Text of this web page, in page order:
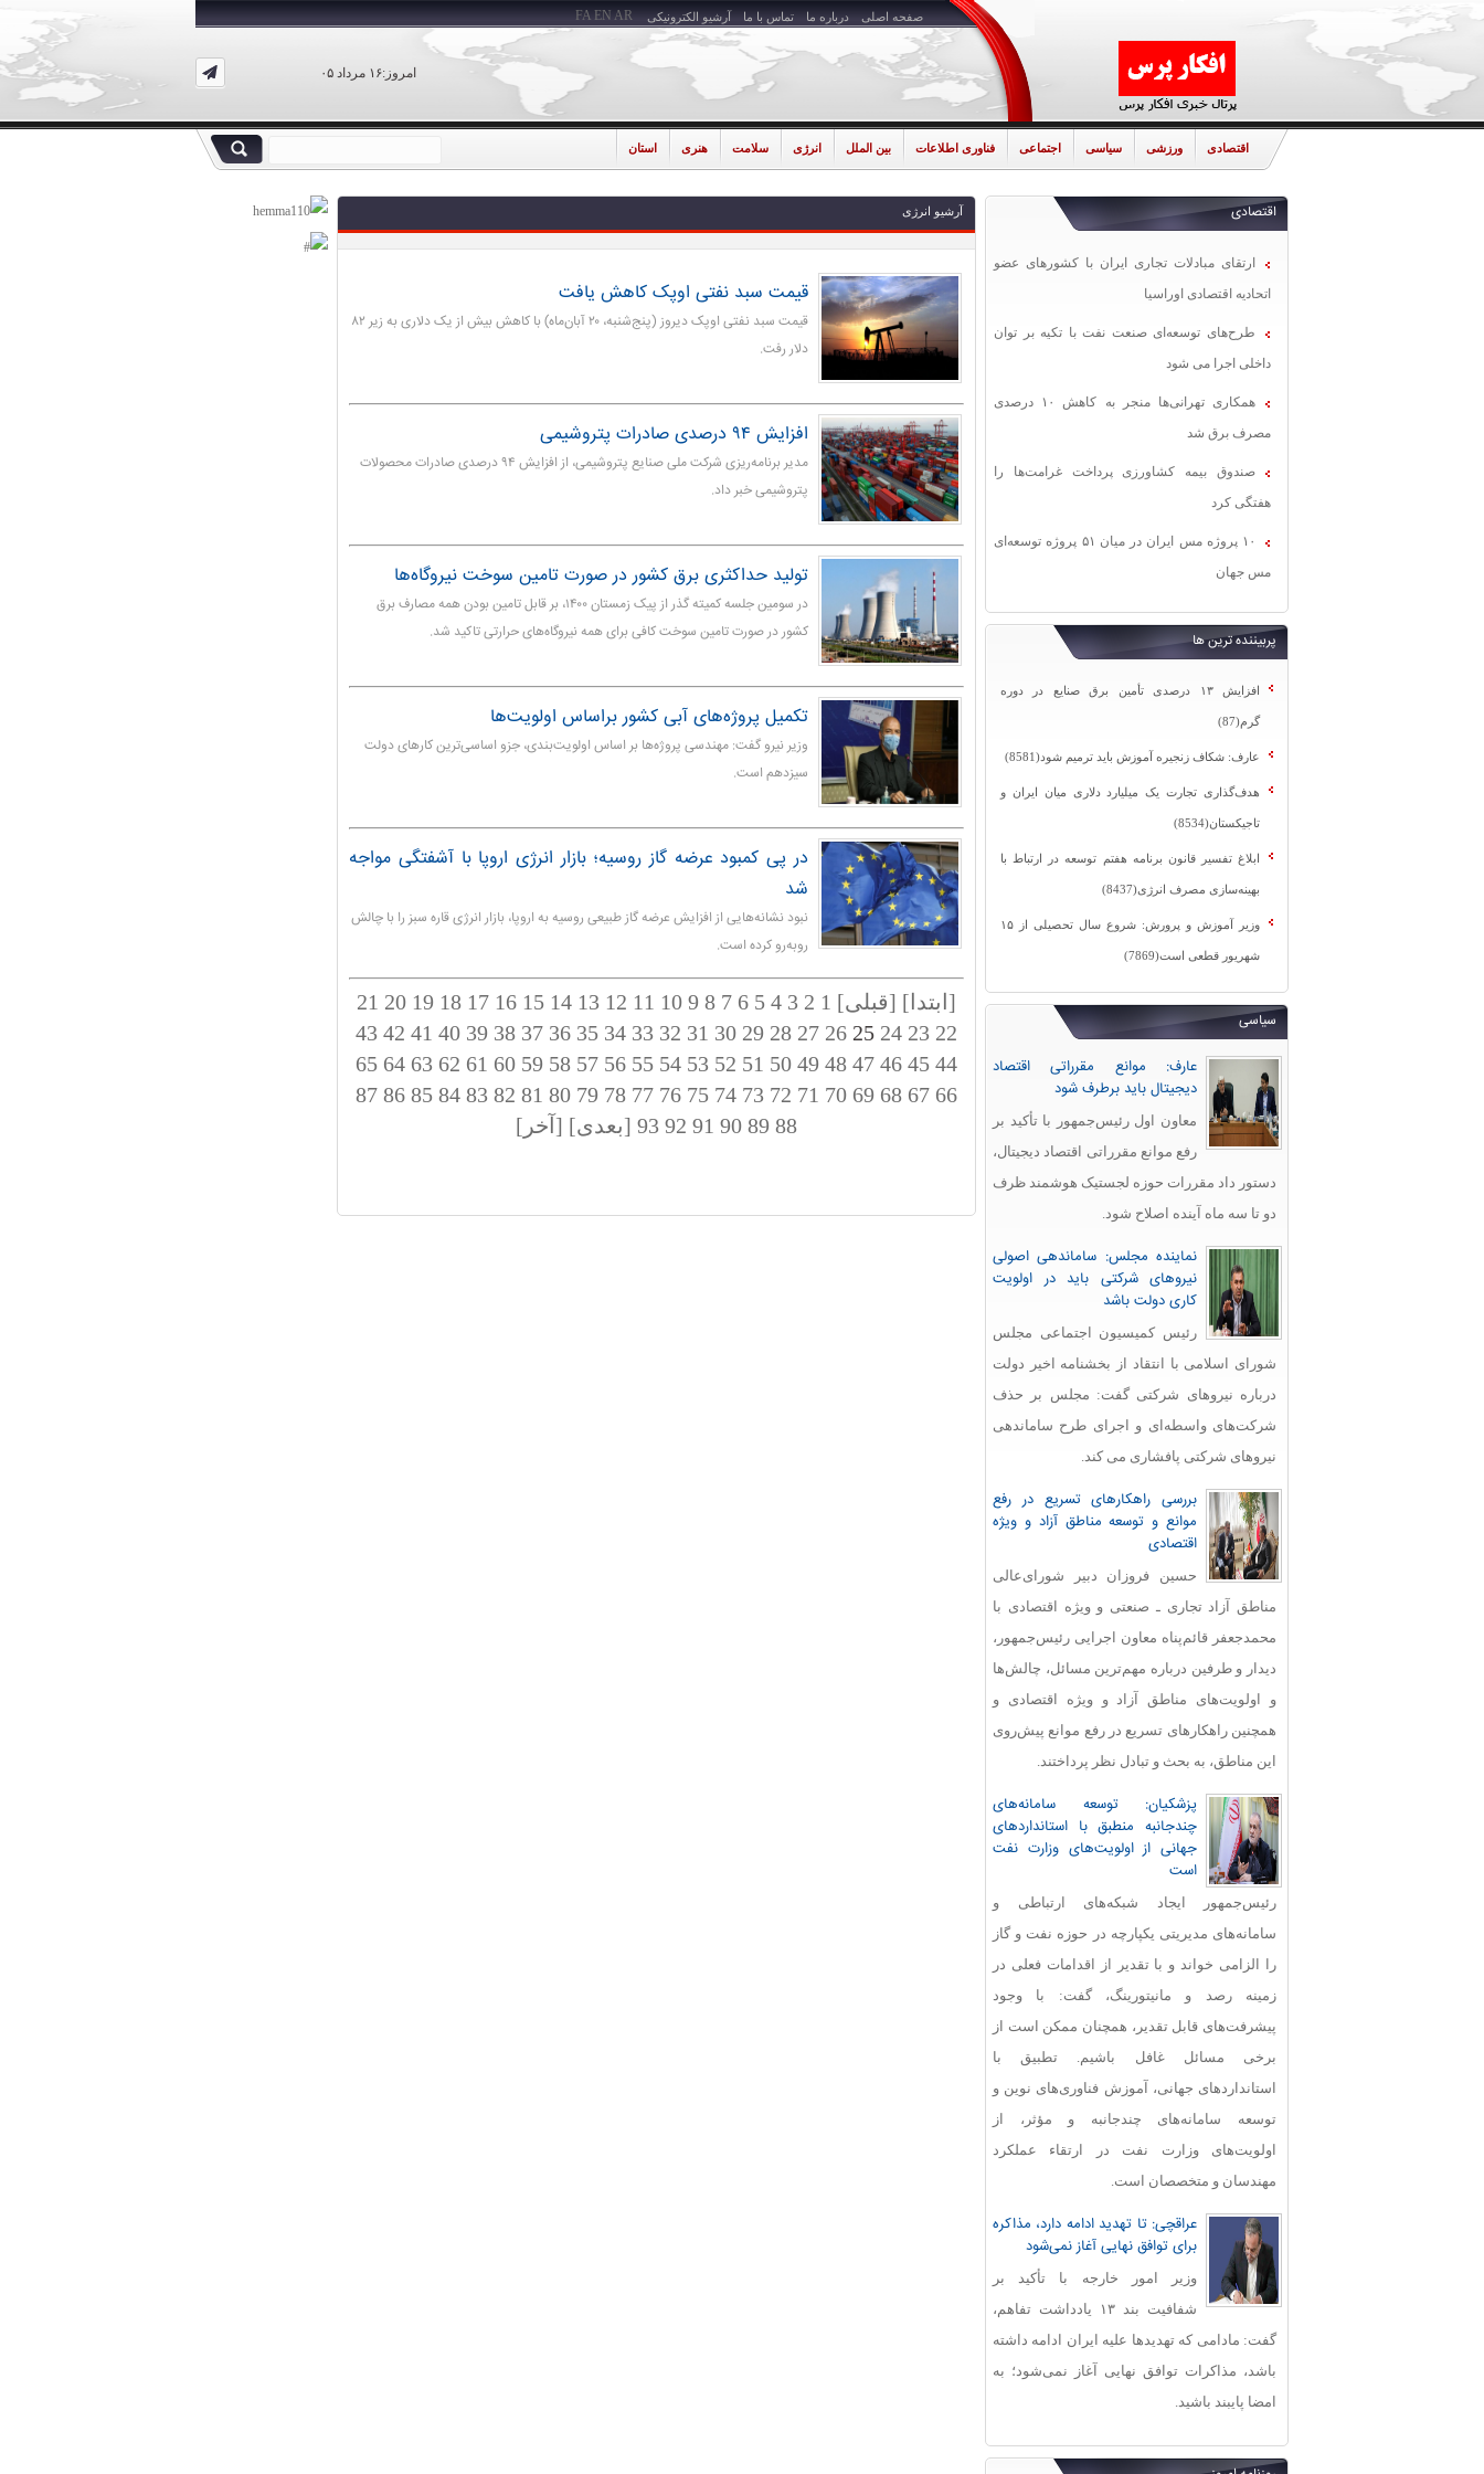
صفحه اصلی درباره ما تماس با ما آرشیو الکترونیکی
امروز:۱۶ مرداد ۰۵
FA EN AR
اقتصادی ورزشی سیاسی اجتماعی فناوری اطلاعات بین الملل انرژی سلامت هنری استان
اقتصادی
ارتقای مبادلات تجاری ایران با کشورهای عضو
اتحادیه اقتصادی اوراسیا
طرح‌های توسعه‌ای صنعت نفت با تکیه بر توان
داخلی اجرا می شود
همکاری تهرانی‌ها منجر به کاهش ۱۰ درصدی
مصرف برق شد
صندوق بیمه کشاورزی پرداخت غرامت‌ها را
هفتگی کرد
۱۰ پروژه مس ایران در میان ۵۱ پروژه توسعه‌ای
مس جهان
پربیننده ترین ها
افزایش ۱۳ درصدی تأمین برق صنایع در دوره
گرم(87)
عارف: شکاف زنجیره آموزش باید ترمیم شود(8581)
هدف‌گذاری تجارت یک میلیارد دلاری میان ایران و
تاجیکستان(8534)
ابلاغ تفسیر قانون برنامه هفتم توسعه در ارتباط با
بهینه‌سازی مصرف انرژی(8437)
وزیر آموزش و پرورش: شروع سال تحصیلی از ۱۵
شهریور قطعی است(7869)
سیاسی
عارف: موانع مقرراتی اقتصاد
دیجیتال باید برطرف شود
معاون اول رئیس‌جمهور با تأکید بر
رفع موانع مقرراتی اقتصاد دیجیتال،
دستور داد مقررات حوزه لجستیک هوشمند ظرف
دو تا سه ماه آینده اصلاح شود.
نماینده مجلس: ساماندهی اصولی
نیروهای شرکتی باید در اولویت
کاری دولت باشد
رئیس کمیسیون اجتماعی مجلس
شورای اسلامی با انتقاد از بخشنامه اخیر دولت
درباره نیروهای شرکتی گفت: مجلس بر حذف
شرکت‌های واسطه‌ای و اجرای طرح ساماندهی
نیروهای شرکتی پافشاری می کند.
بررسی راهکارهای تسریع در رفع
موانع و توسعه مناطق آزاد و ویژه
اقتصادی
حسین فروزان دبیر شورای‌عالی
مناطق آزاد تجاری ـ صنعتی و ویژه اقتصادی با
محمدجعفر قائم‌پناه معاون اجرایی رئیس‌جمهور،
دیدار و طرفین درباره مهم‌ترین مسائل، چالش‌ها
و اولویت‌های مناطق آزاد و ویژه اقتصادی و
همچنین راهکارهای تسریع در رفع موانع پیش‌روی
این مناطق، به بحث و تبادل نظر پرداختند.
پزشکیان: توسعه سامانه‌های
چندجانبه منطبق با استانداردهای
جهانی از اولویت‌های وزارت نفت
است
رئیس‌جمهور ایجاد شبکه‌های ارتباطی و
سامانه‌های مدیریتی یکپارچه در حوزه نفت و گاز
را الزامی خواند و با تقدیر از اقدامات فعلی در
زمینه رصد و مانیتورینگ، گفت: با وجود
پیشرفت‌های قابل‌ تقدیر، همچنان ممکن است از
برخی مسائل غافل باشیم. تطبیق با
استانداردهای جهانی، آموزش فناوری‌های نوین و
توسعه سامانه‌های چندجانبه و مؤثر، از
اولویت‌های وزارت نفت در ارتقاء عملکرد
مهندسان و متخصصان است.
عراقچی: تا تهدید ادامه دارد، مذاکره
برای توافق نهایی آغاز نمی‌شود
وزیر امور خارجه با تأکید بر
شفافیت بند ۱۳ یادداشت تفاهم،
گفت: مادامی که تهدیدها علیه ایران ادامه داشته
باشد، مذاکرات توافق نهایی آغاز نمی‌شود؛ به
امضا پایبند باشید.
آرشیو انرژی
قیمت سبد نفتی اوپک کاهش یافت
قیمت سبد نفتی اوپک دیروز (پنج‌شنبه، ۲۰ آبان‌ماه) با کاهش بیش از یک دلاری به زیر ۸۲
دلار رفت.
افزایش ۹۴ درصدی صادرات پتروشیمی
مدیر برنامه‌ریزی شرکت ملی صنایع پتروشیمی، از افزایش ۹۴ درصدی صادرات محصولات
پتروشیمی خبر داد.
تولید حداکثری برق کشور در صورت تامین سوخت نیروگاه‌ها
در سومین جلسه کمیته گذر از پیک زمستان ۱۴۰۰، بر قابل تامین بودن همه مصارف برق
کشور در صورت تامین سوخت کافی برای همه نیروگاه‌‫های حرارتی تاکید شد.
تکمیل پروژه‌های آبی کشور براساس اولویت‌ها
وزیر نیرو گفت: مهندسی پروژه‌ها بر اساس اولویت‌بندی، جزو اساسی‌ترین کارهای دولت
سیزدهم است.
در پی کمبود عرضه گاز روسیه؛ بازار انرژی اروپا با آشفتگی مواجه
شد
نبود نشانه‌هایی از افزایش عرضه گاز طبیعی روسیه به اروپا، بازار انرژی قاره سبز را با چالش
روبه‌رو کرده است.
[ابتدا] [قبلی] 1
2
3
4
5
6
7
8
9
10
11
12
13
14
15
16
17
18
19
20
21
22
23
24
26
27
28
29
30
31
32
33
34
35
36
37
38
39
40
41
42
43
44
45
46
47
48
49
50
51
52
53
54
55
56
57
58
59
60
61
62
63
64
65
66
67
68
69
70
71
72
73
74
75
76
77
78
79
80
81
82
83
84
85
86
87
88
89
90
91
92
93 [بعدی] [آخر]